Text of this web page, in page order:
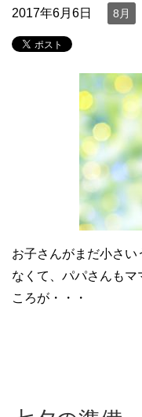
2017年6月6日 8月
お子さんがまだ小さ
なくて、パパさんもマ
ころが・・・